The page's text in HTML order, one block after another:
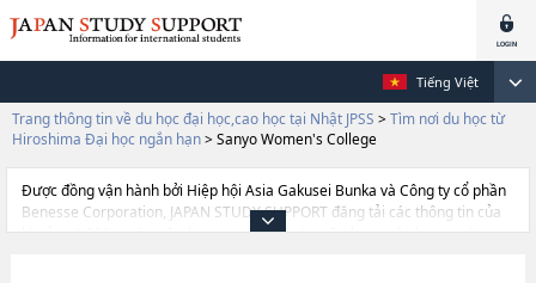
Tiếng Việt
Trang thông tin về du học đại học,cao học tại Nhật JPSS > Tìm nơi du học từ
Hiroshima Đại học ngắn hạn> Sanyo Women's College
Được đồng vận hành bởi Hiệp hội Asia Gakusei Bunka và Công ty cổ phần
Benesse Corporation, JAPAN STUDY SUPPORT đăng tải các thông tin của
khoảng 1.300 trường đại học, cao học, trường đại học ngắn hạn, trường